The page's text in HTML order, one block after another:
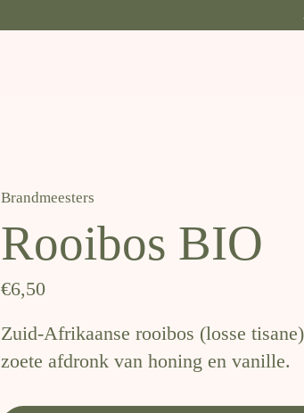
Brandmeesters
Rooibos BIO
€6,50
Zuid-Afrikaanse rooibos (losse
zoete afdronk van honing en vanille.